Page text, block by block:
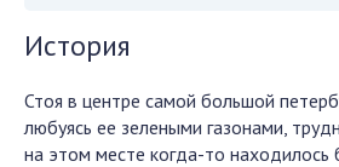
История
Стоя в центре самой большой
любуясь ее зелеными газонами,
на этом месте когда-то находилось